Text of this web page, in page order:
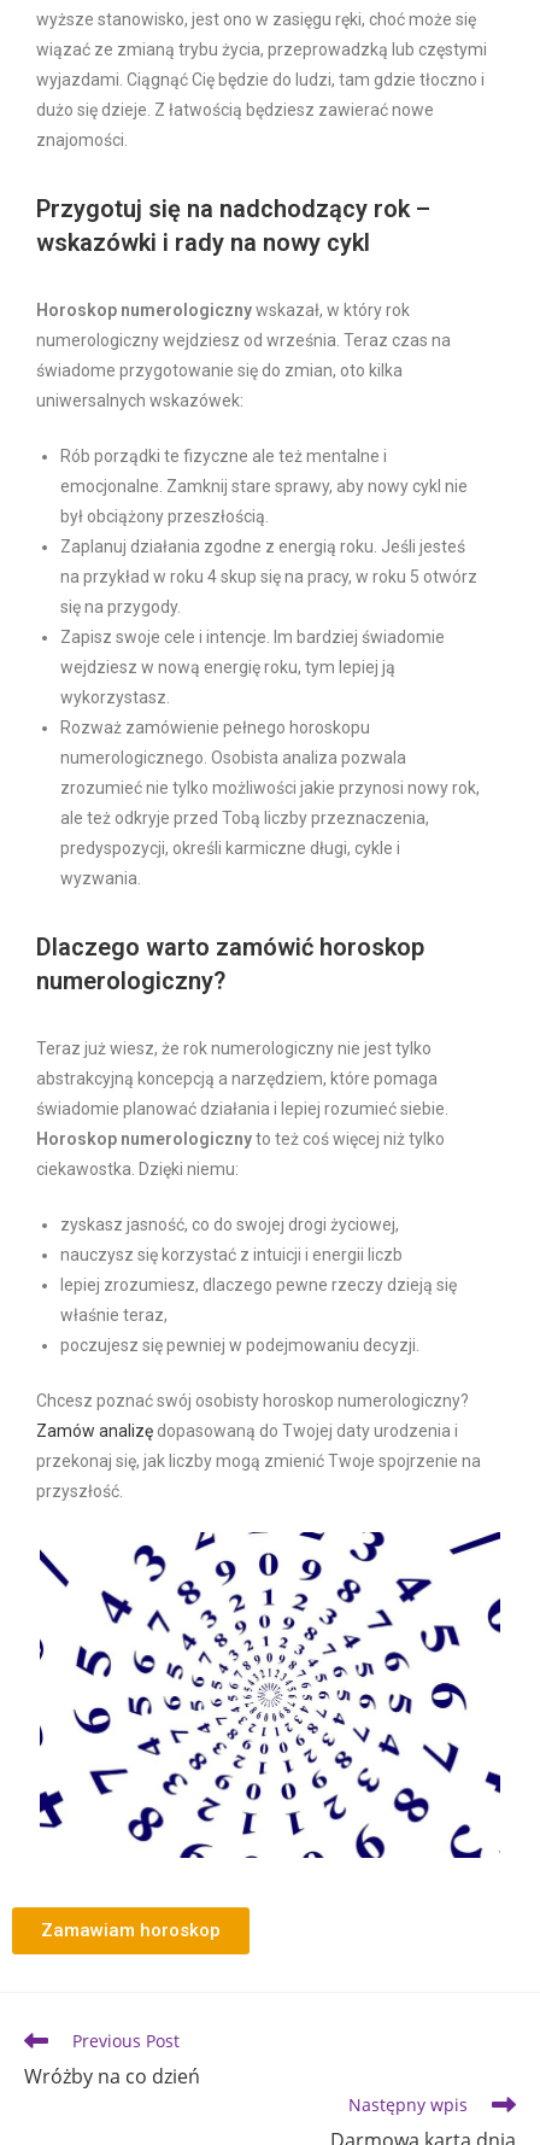
wyższe stanowisko, jest ono w zasięgu ręki, choć może się
wiązać ze zmianą trybu życia, przeprowadzką lub częstymi
wyjazdami. Ciągnąć Cię będzie do ludzi, tam gdzie tłoczno i
dużo się dzieje. Z łatwością będziesz zawierać nowe
znajomości.
Przygotuj się na nadchodzący rok –
wskazówki i rady na nowy cykl
Horoskop numerologicznywskazał, w który rok
numerologiczny wejdziesz od września. Teraz czas na
świadome przygotowanie się do zmian, oto kilka
uniwersalnych wskazówek:
Rób porządki te fizyczne ale też mentalne i
emocjonalne. Zamknij stare sprawy, aby nowy cykl nie
był obciążony przeszłością.
Zaplanuj działania zgodne z energią roku. Jeśli jesteś
na przykład w roku 4 skup się na pracy, w roku 5 otwórz
się na przygody.
Zapisz swoje cele i intencje. Im bardziej świadomie
wejdziesz w nową energię roku, tym lepiej ją
wykorzystasz.
Rozważ zamówienie pełnego horoskopu
numerologicznego. Osobista analiza pozwala
zrozumieć nie tylko możliwości jakie przynosi nowy rok,
ale też odkryje przed Tobą liczby przeznaczenia,
predyspozycji, określi karmiczne długi, cykle i
wyzwania.
Dlaczego warto zamówić horoskop
numerologiczny?
Teraz już wiesz, że rok numerologiczny nie jest tylko
abstrakcyjną koncepcją a narzędziem, które pomaga
świadomie planować działania i lepiej rozumieć siebie.
Horoskop numerologicznyto też coś więcej niż tylko
ciekawostka. Dzięki niemu:
zyskasz jasność, co do swojej drogi życiowej,
nauczysz się korzystać z intuicji i energii liczb
lepiej zrozumiesz, dlaczego pewne rzeczy dzieją się
właśnie teraz,
poczujesz się pewniej w podejmowaniu decyzji.
Chcesz poznać swój osobisty horoskop numerologiczny?
Zamów analizę dopasowaną do Twojej daty urodzenia i
przekonaj się, jak liczby mogą zmienić Twoje spojrzenie na
przyszłość.
Zamawiam horoskop
Previous Post
Wróżby na co dzień
Następny wpis